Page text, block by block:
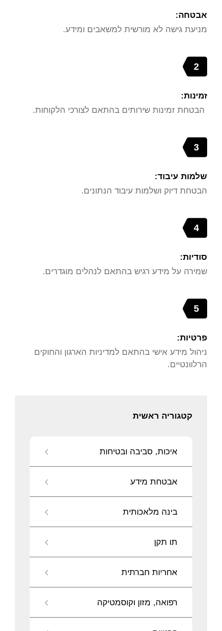
אבטחה:
מניעת גישה לא מורשית למשאבים ומידע.
2
זמינות:
הבטחת זמינות שירותים בהתאם לצורכי הלקוחות.
3
שלמות עיבוד:
הבטחת דיוק ושלמות עיבוד הנתונים.
4
סודיות:
שמירה על מידע רגיש בהתאם לנהלים מוגדרים.
5
פרטיות:
ניהול מידע אישי בהתאם למדיניות הארגון והחוקים
הרלוונטיים.
קטגוריה ראשית
איכות, סביבה ובטיחות
אבטחת מידע
בינה מלאכותית
תו תקן
אחריות חברתית
רפואה, מזון וקוסמטיקה